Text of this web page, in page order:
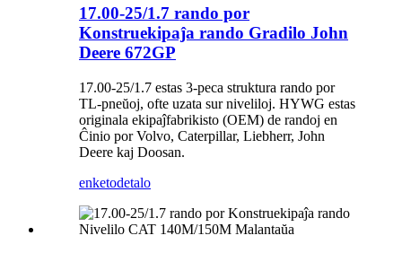
17.00-25/1.7 rando por
Konstruekipaĵa rando Gradilo John
Deere 672GP
17.00-25/1.7 estas 3-peca struktura rando por
TL-pneŭoj, ofte uzata sur niveliloj. HYWG estas
originala ekipaĵfabrikisto (OEM) de randoj en
Ĉinio por Volvo, Caterpillar, Liebherr, John
Deere kaj Doosan.
enketodetalo